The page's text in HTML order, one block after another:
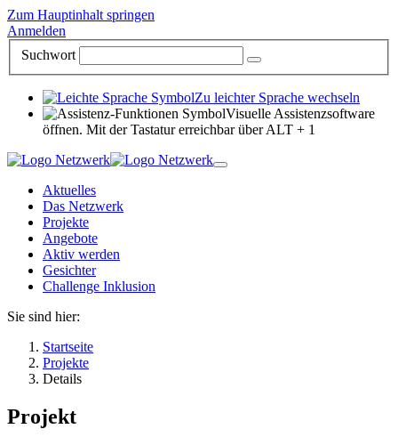
Zum Hauptinhalt springen
Anmelden
Suchwort
Zu leichter Sprache wechseln
Visuelle Assistenzsoftware
öffnen. Mit der Tastatur erreichbar über ALT + 1
Aktuelles
Das Netzwerk
Projekte
Angebote
Aktiv werden
Gesichter
Challenge Inklusion
Sie sind hier:
Startseite
Projekte
Details
Projekt